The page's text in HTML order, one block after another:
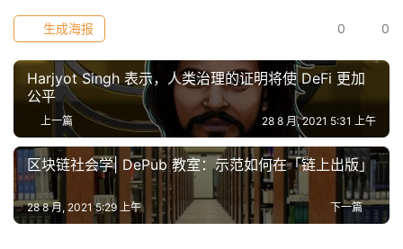
0 0
生成海报
Harjyot Singh 表示，人类治理的证明将使 DeFi 更加
公平
上一篇 28 8 月, 2021 5:31 上午
区块链社会学| DePub 教室：示范如何在「链上出版」
下一篇
28 8 月, 2021 5:29 上午